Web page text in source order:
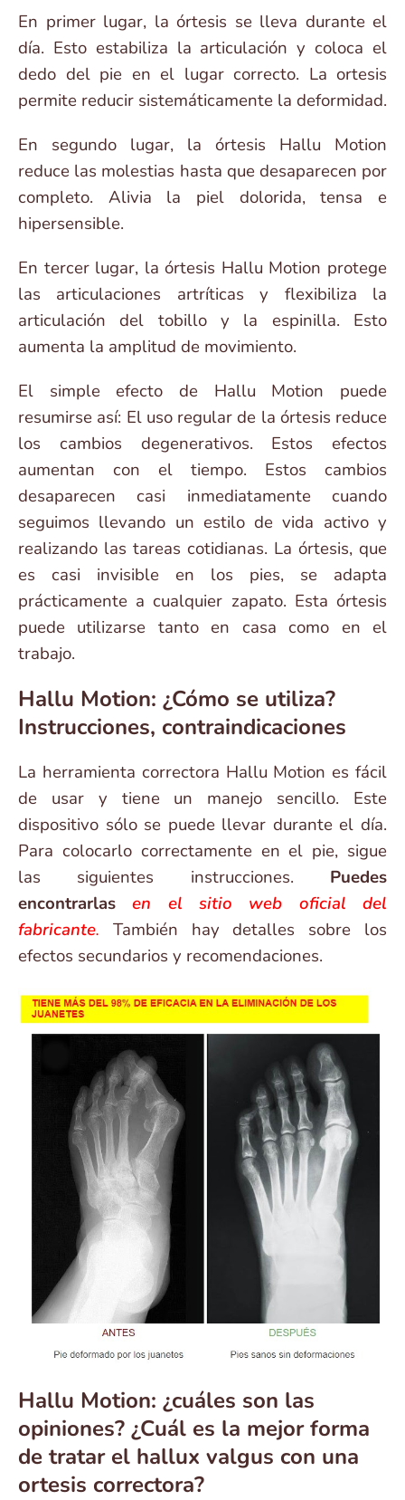
En primer lugar, la órtesis se lleva durante el
día. Esto estabiliza la articulación y coloca el
dedo del pie en el lugar correcto. La ortesis
permite reducir sistemáticamente la deformidad.
En segundo lugar, la órtesis Hallu Motion
reduce las molestias hasta que desaparecen por
completo. Alivia la piel dolorida, tensa e
hipersensible.
En tercer lugar, la órtesis Hallu Motion protege
las articulaciones artríticas y flexibiliza la
articulación del tobillo y la espinilla. Esto
aumenta la amplitud de movimiento.
El simple efecto de Hallu Motion puede
resumirse así: El uso regular de la órtesis reduce
los cambios degenerativos. Estos efectos
aumentan con el tiempo. Estos cambios
desaparecen casi inmediatamente cuando
seguimos llevando un estilo de vida activo y
realizando las tareas cotidianas. La órtesis, que
es casi invisible en los pies, se adapta
prácticamente a cualquier zapato. Esta órtesis
puede utilizarse tanto en casa como en el
trabajo.
Hallu Motion: ¿Cómo se utiliza?
Instrucciones, contraindicaciones
La herramienta correctora Hallu Motion es fácil
de usar y tiene un manejo sencillo. Este
dispositivo sólo se puede llevar durante el día.
Para colocarlo correctamente en el pie, sigue
las siguientes instrucciones. Puedes
encontrarlasen el sitio web oficial del
fabricante. También hay detalles sobre los
efectos secundarios y recomendaciones.
Hallu Motion: ¿cuáles son las
opiniones? ¿Cuál es la mejor forma
de tratar el hallux valgus con una
ortesis correctora?